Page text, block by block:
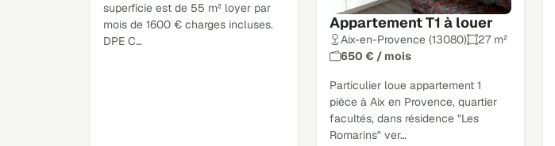
superficie est de 55 m² loyer par
mois de 1600 € charges incluses.
DPE C…
Appartement T1 à louer
Aix-en-Provence (13080)
27 m²
650 € / mois
Particulier loue appartement 1
pièce à Aix en Provence, quartier
facultés, dans résidence "Les
Romarins" ver…